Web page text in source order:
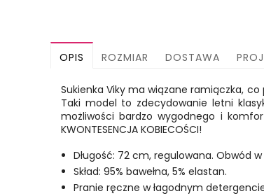
OPIS ROZMIAR DOSTAWA
Sukienka Viky ma wiązane ramiączka,
Taki model to zdecydowanie letni
możliwości bardzo wygodnego i
KWONTESENCJA KOBIECOŚCI!
Długość: 72 cm, regulowana. Obwód
Skład: 95% bawełna, 5% elastan.
Pranie ręczne w łagodnym